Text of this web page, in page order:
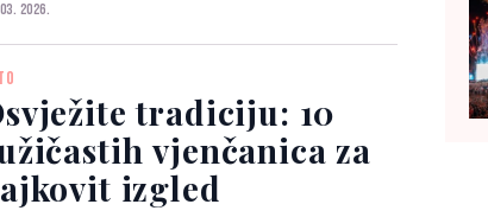
godine, na Joshov rođendan
kasnije, usljedila je Covid
a par je u svo...
2026.
tradiciju: 10
vjenčanica za
izgled